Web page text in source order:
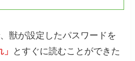
獣が設定したパスワードを
とすぐに読むことができた